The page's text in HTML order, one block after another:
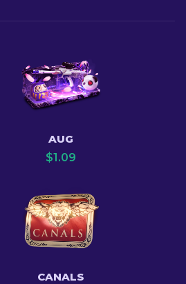
AUG
$1.09
CANALS